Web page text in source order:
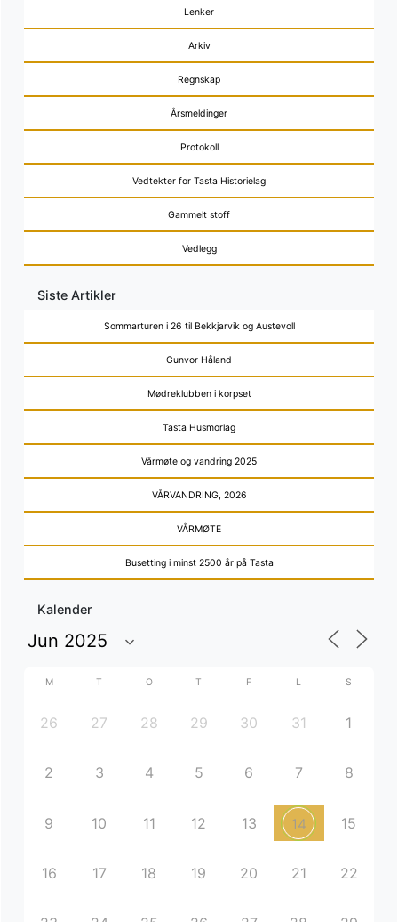
Lenker
Arkiv
Regnskap
Årsmeldinger
Protokoll
Vedtekter for Tasta Historielag
Gammelt stoff
Vedlegg
Siste Artikler
Sommarturen i 26 til Bekkjarvik og Austevoll
Gunvor Håland
Mødreklubben i korpset
Tasta Husmorlag
Vårmøte og vandring 2025
VÅRVANDRING, 2026
VÅRMØTE
Busetting i minst 2500 år på Tasta
Kalender
M T O T F L S
26 27 28 29 30 31 1
2 3 4 5 6 7 8
9 10 11 12 13 14 15
16 17 18 19 20 21 22